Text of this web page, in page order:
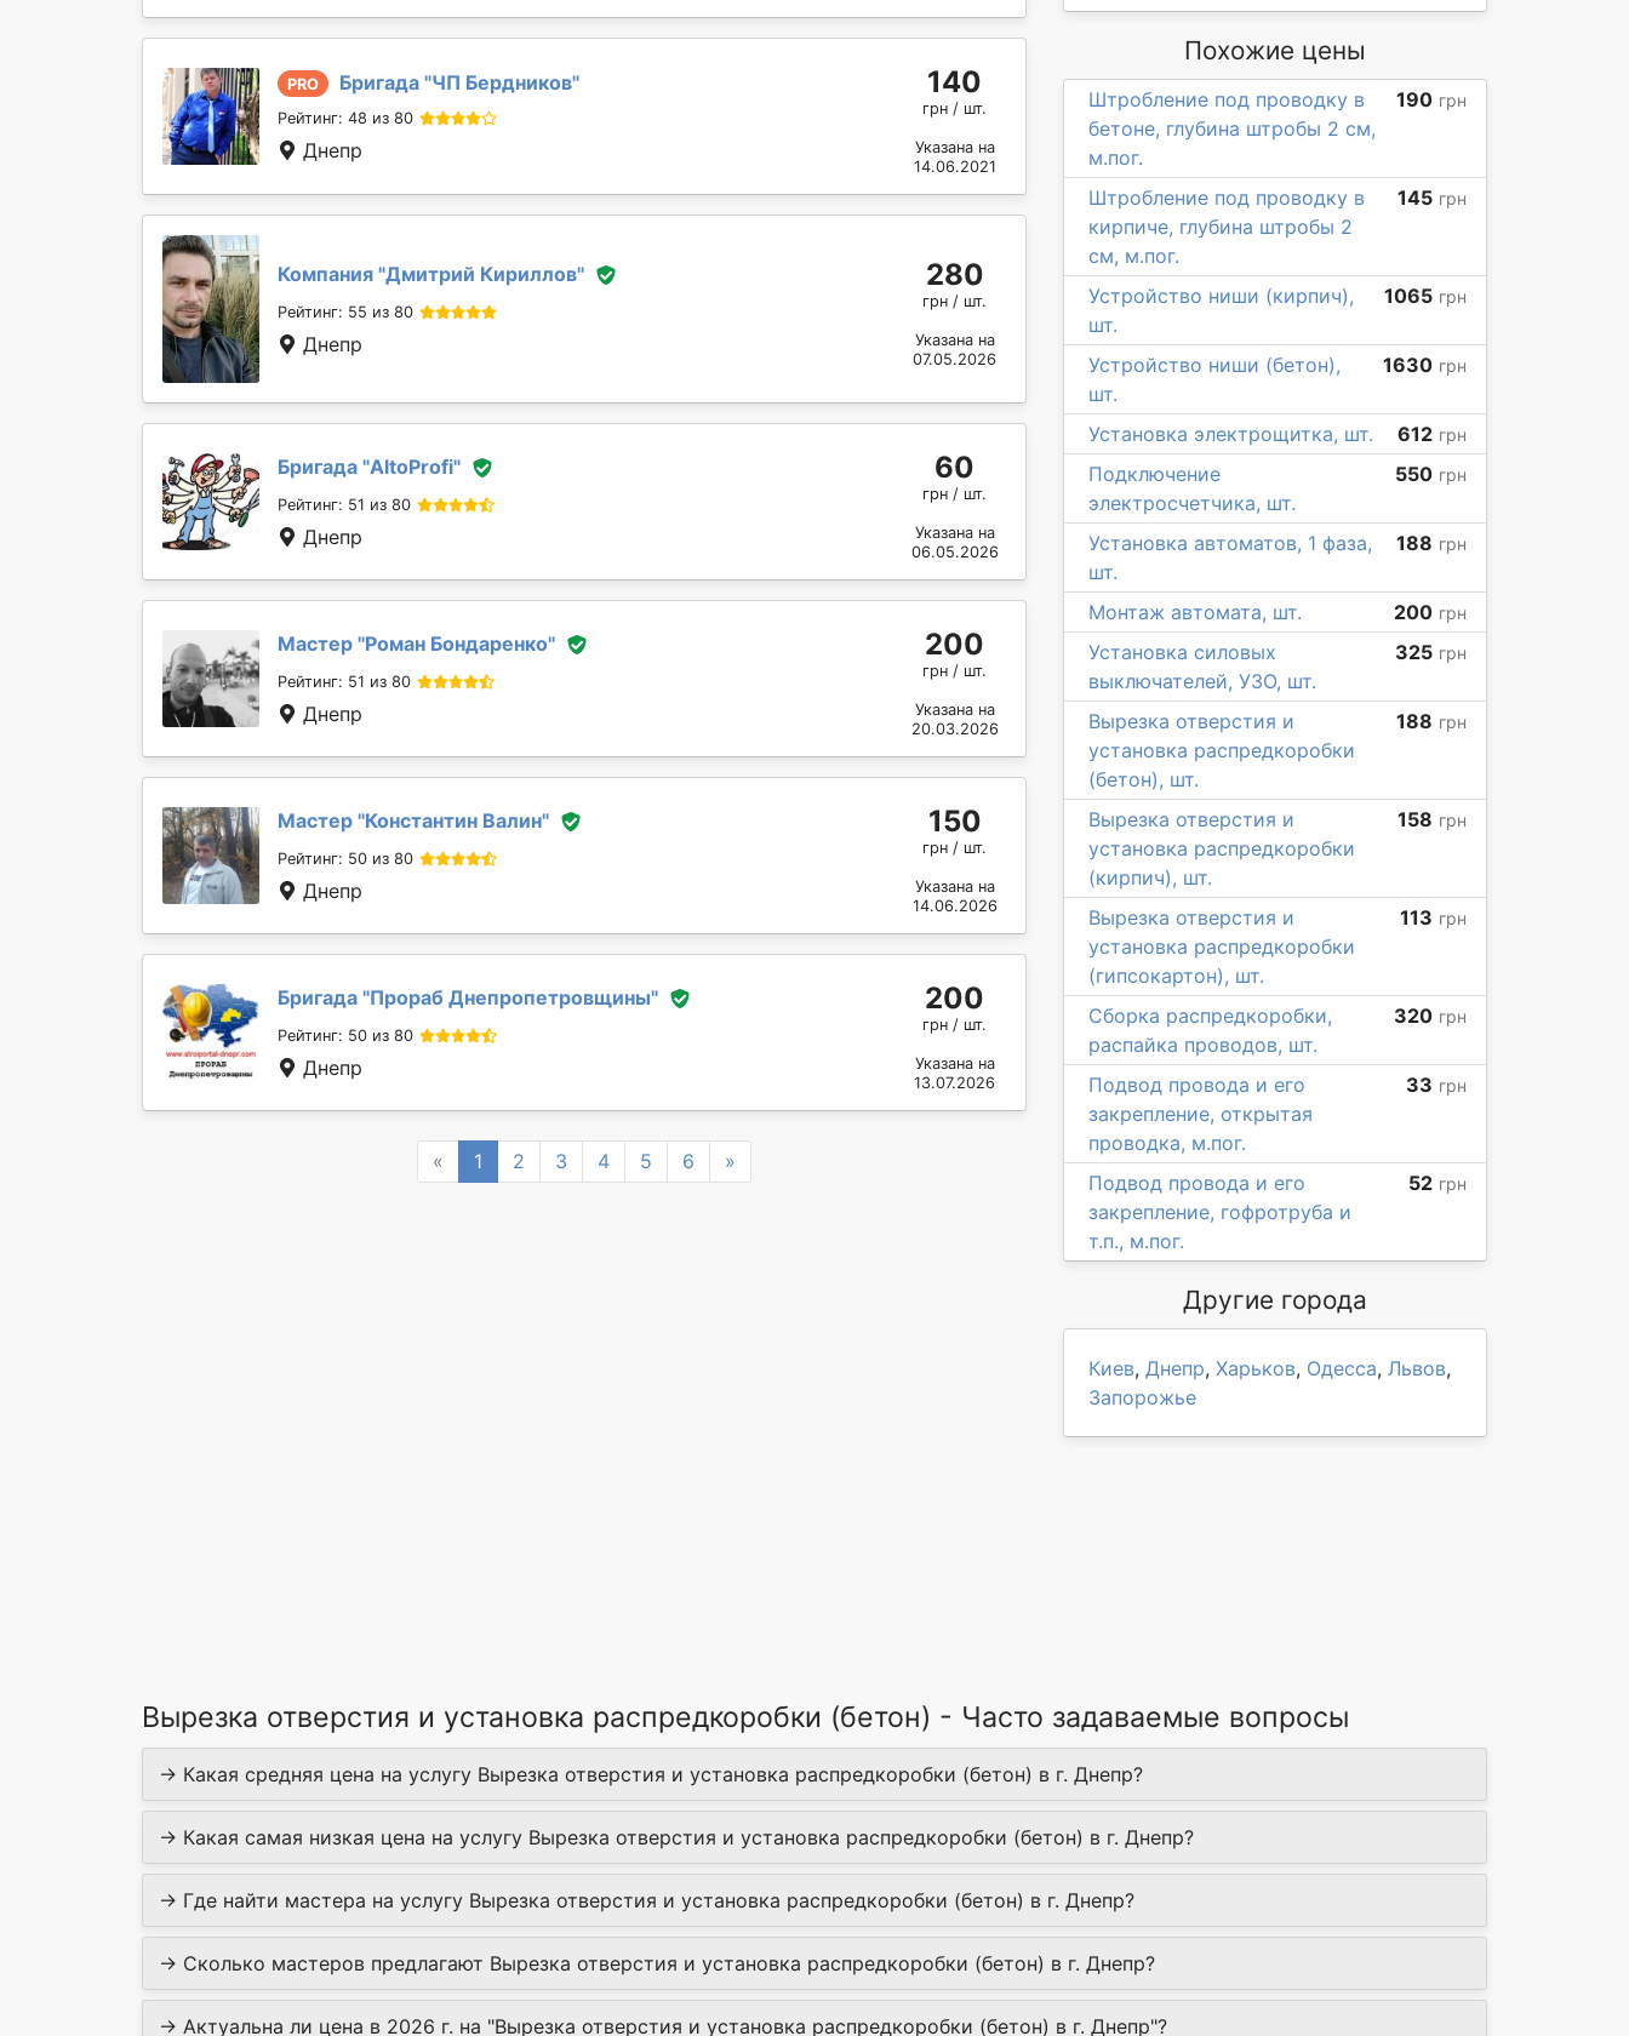
PRO Бригада "ЧП Бердников"
Рейтинг: 48 из 80
Днепр
140
грн / шт.
Указана на
14.06.2021
Компания "Дмитрий Кириллов"
Рейтинг: 55 из 80
Днепр
280
грн / шт.
Указана на
07.05.2026
Бригада "AltoProfi"
Рейтинг: 51 из 80
Днепр
60
грн / шт.
Указана на
06.05.2026
Мастер "Роман Бондаренко"
Рейтинг: 51 из 80
Днепр
200
грн / шт.
Указана на
20.03.2026
Мастер "Константин Валин"
Рейтинг: 50 из 80
Днепр
150
грн / шт.
Указана на
14.06.2026
Бригада "Прораб Днепропетровщины"
Рейтинг: 50 из 80
Днепр
200
грн / шт.
Указана на
13.07.2026
« Previous
1 2 3 4 5 6 »
Похожие цены
Штробление под проводку в
бетоне, глубина штробы 2 см,
м.пог.
190 грн
Штробление под проводку в
кирпиче, глубина штробы 2
см, м.пог.
145 грн
Устройство ниши (кирпич),
шт.
1065 грн
Устройство ниши (бетон),
шт.
1630 грн
Установка электрощитка, шт. 612 грн
Подключение
электросчетчика, шт.
550 грн
Установка автоматов, 1 фаза,
шт.
188 грн
Монтаж автомата, шт. 200 грн
Установка силовых
выключателей, УЗО, шт.
325 грн
Вырезка отверстия и
установка распредкоробки
(бетон), шт.
188 грн
Вырезка отверстия и
установка распредкоробки
(кирпич), шт.
158 грн
Вырезка отверстия и
установка распредкоробки
(гипсокартон), шт.
113 грн
Сборка распредкоробки,
распайка проводов, шт.
320 грн
Подвод провода и его
закрепление, открытая
проводка, м.пог.
33 грн
Подвод провода и его
закрепление, гофротруба и
т.п., м.пог.
52 грн
Другие города
Киев, Днепр, Харьков, Одесса, Львов,
Запорожье
Вырезка отверстия и установка распредкоробки (бетон) - Часто задаваемые вопросы
→ Какая средняя цена на услугу Вырезка отверстия и установка распредкоробки (бетон) в г. Днепр?
→ Какая самая низкая цена на услугу Вырезка отверстия и установка распредкоробки (бетон) в г. Днепр?
→ Где найти мастера на услугу Вырезка отверстия и установка распредкоробки (бетон) в г. Днепр?
→ Сколько мастеров предлагают Вырезка отверстия и установка распредкоробки (бетон) в г. Днепр?
→ Актуальна ли цена в 2026 г. на "Вырезка отверстия и установка распредкоробки (бетон) в г. Днепр"?